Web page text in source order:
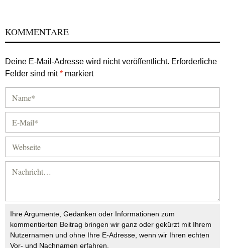
KOMMENTARE
Deine E-Mail-Adresse wird nicht veröffentlicht. Erforderliche
Felder sind mit* markiert
Ihre Argumente, Gedanken oder Informationen zum
kommentierten Beitrag bringen wir ganz oder gekürzt mit Ihrem
Nutzernamen und ohne Ihre E-Adresse, wenn wir Ihren echten
Vor- und Nachnamen erfahren.